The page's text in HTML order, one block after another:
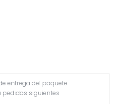
entrega del paquete
pedidos siguientes